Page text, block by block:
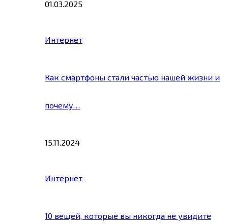
01.03.2025
Интернет
Как смартфоны стали частью нашей жизни и
почему…
15.11.2024
Интернет
10 вещей, которые вы никогда не увидите